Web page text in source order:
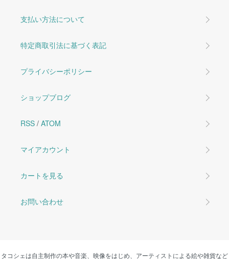
支払い方法について
特定商取引法に基づく表記
プライバシーポリシー
ショップブログ
RSS / ATOM
マイアカウント
カートを見る
お問い合わせ
タコシェは自主制作の本や音楽、映像をはじめ、アーティストによる絵や雑貨など